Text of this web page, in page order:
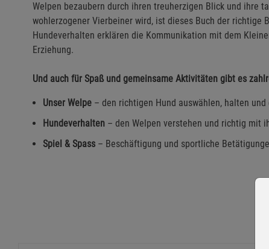
Welpen bezaubern durch ihren treuherzigen Blick und ihre
wohlerzogener Vierbeiner wird, ist dieses Buch der
Hundeverhalten erklären die Kommunikation mit dem
Erziehung.
Und auch für Spaß und gemeinsame Aktivitäten gibt es
Unser Welpe – den richtigen Hund auswählen, halten und
Hundeverhalten – den Welpen verstehen und richtig mit
Spiel & Spass – Beschäftigung und sportliche